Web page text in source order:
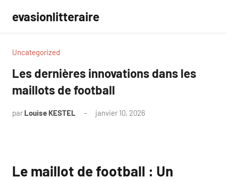
contenu
evasionlitteraire
Uncategorized
Les dernières innovations dans les
maillots de football
par Louise KESTEL janvier 10, 2026
Le maillot de football : Un